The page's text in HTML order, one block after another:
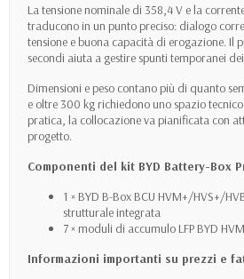
La tensione nominale di 358,4 V e la
traducono in un punto preciso: dialogo
tensione e buona capacità di erogazione. Il
secondi aiuta a gestire spunti temporanei
Dimensioni e peso contano più di quanto
e oltre 300 kg richiedono uno spazio
pratica, la collocazione va pianificata con
progetto.
Componenti del kit BYD Battery-Box
1 × BYD B-Box BCU HVM+/HVS+/
strutturale integrata
7 × moduli di accumulo LFP BYD
Informazioni importanti su prezzi e